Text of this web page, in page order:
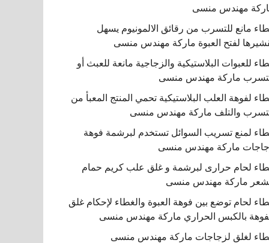
مهندس منسى
مانع للتسرب من رقائق الالمونيوم يسهل
لفتح العبوة ماركة مهندس منسى
للعبوات البلاستيكية والزجاجية مانعة للعبث أو
ماركة مهندس منسى
لفوهة العلب البلاستيكية تحمي المنتج المعبأ من
والتلف ماركة مهندس منسى
لمنع تسريب السوائل تستخدم لبرشمة فوهة
ماركة مهندس منسى
لحام حرارى لبرشمة و غلق علب كريم حمام
ماركة مهندس منسى
لحام توضع بين فوهة العبوة والغطاء لإحكام غلق
بالكبس الحراري ماركة مهندس منسى
لغلق لزجاجات ماركة مهندس منسى